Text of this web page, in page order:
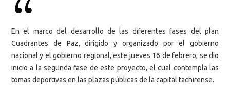
En el marco del desarrollo de las diferentes fases del plan
Cuadrantes de Paz, dirigido y organizado por el gobierno
nacional y el gobierno regional, este jueves 16 de febrero, se dio
inicio a la segunda fase de este proyecto, el cual contempla las
tomas deportivas en las plazas públicas de la capital tachirense.